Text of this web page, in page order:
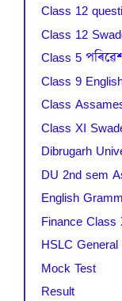
Class 12
Class 12
Class 5
Class 9
Class
Class XI
Dibrugarh
DU 2nd sem
English
Finance Class
HSLC
Mock Test
Result